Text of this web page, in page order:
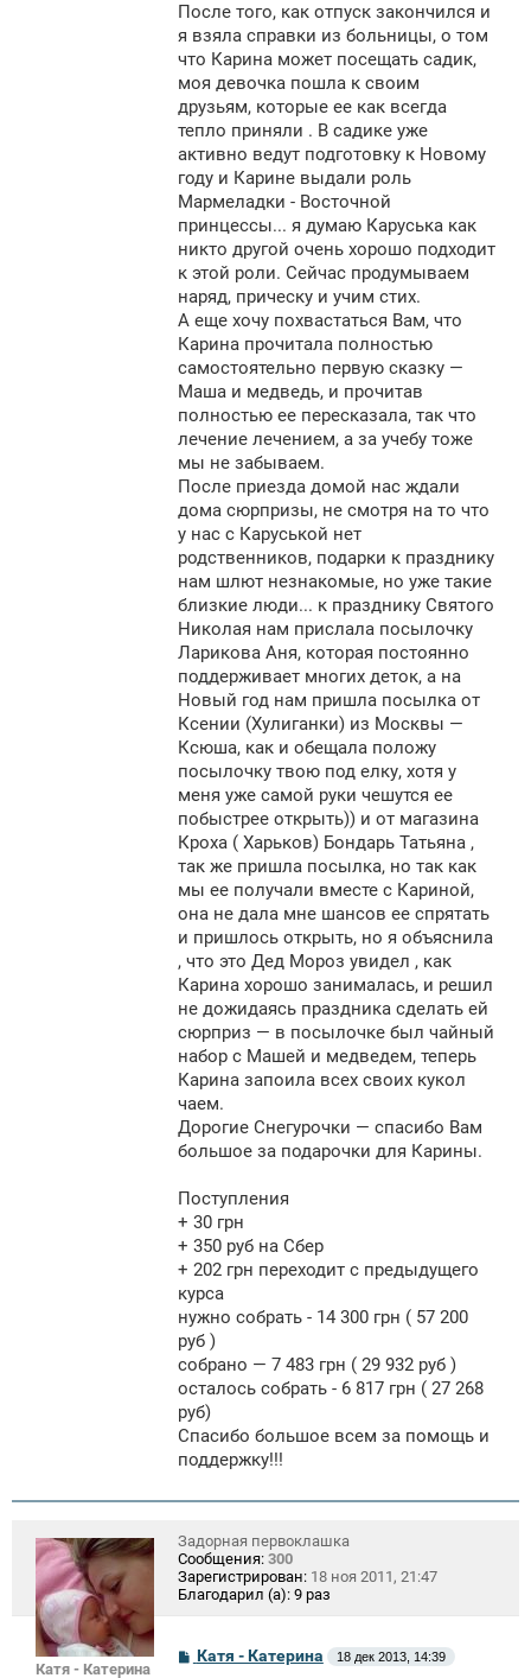
После того, как отпуск закончился и
я взяла справки из больницы, о том
что Карина может посещать садик,
моя девочка пошла к своим
друзьям, которые ее как всегда
тепло приняли . В садике уже
активно ведут подготовку к Новому
году и Карине выдали роль
Мармеладки - Восточной
принцессы... я думаю Каруська как
никто другой очень хорошо подходит
к этой роли. Сейчас продумываем
наряд, прическу и учим стих.
А еще хочу похвастаться Вам, что
Карина прочитала полностью
самостоятельно первую сказку —
Маша и медведь, и прочитав
полностью ее пересказала, так что
лечение лечением, а за учебу тоже
мы не забываем.
После приезда домой нас ждали
дома сюрпризы, не смотря на то что
у нас с Каруськой нет
родственников, подарки к празднику
нам шлют незнакомые, но уже такие
близкие люди... к празднику Святого
Николая нам прислала посылочку
Ларикова Аня, которая постоянно
поддерживает многих деток, а на
Новый год нам пришла посылка от
Ксении (Хулиганки) из Москвы —
Ксюша, как и обещала положу
посылочку твою под елку, хотя у
меня уже самой руки чешутся ее
побыстрее открыть)) и от магазина
Кроха ( Харьков) Бондарь Татьяна ,
так же пришла посылка, но так как
мы ее получали вместе с Кариной,
она не дала мне шансов ее спрятать
и пришлось открыть, но я объяснила
, что это Дед Мороз увидел , как
Карина хорошо занималась, и решил
не дожидаясь праздника сделать ей
сюрприз — в посылочке был чайный
набор с Машей и медведем, теперь
Карина запоила всех своих кукол
чаем.
Дорогие Снегурочки — спасибо Вам
большое за подарочки для Карины.
Поступления
+ 30 грн
+ 350 руб на Сбер
+ 202 грн переходит с предыдущего
курса
нужно собрать - 14 300 грн ( 57 200
руб )
собрано — 7 483 грн ( 29 932 руб )
осталось собрать - 6 817 грн ( 27 268
руб)
Спасибо большое всем за помощь и
поддержку!!!
Катя - Катерина
Задорная первоклашка
Сообщения: 300
Зарегистрирован: 18 ноя 2011, 21:47
Благодарил (а): 9 раз
СКатя - Катерина 18 дек 2013, 14:39